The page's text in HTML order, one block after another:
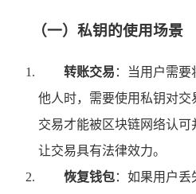
（一）私钥的使用场景
转账交易 ：当用户需
他人时，需要使用私钥对
交易才能被区块链网络认
让交易具有法律效力。
恢复钱包：如果用户